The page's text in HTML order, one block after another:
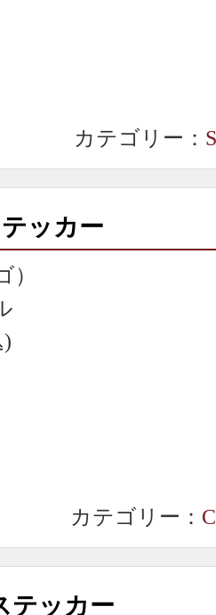
カテゴリー：
ッカー
）
カテゴリー：
テッカー